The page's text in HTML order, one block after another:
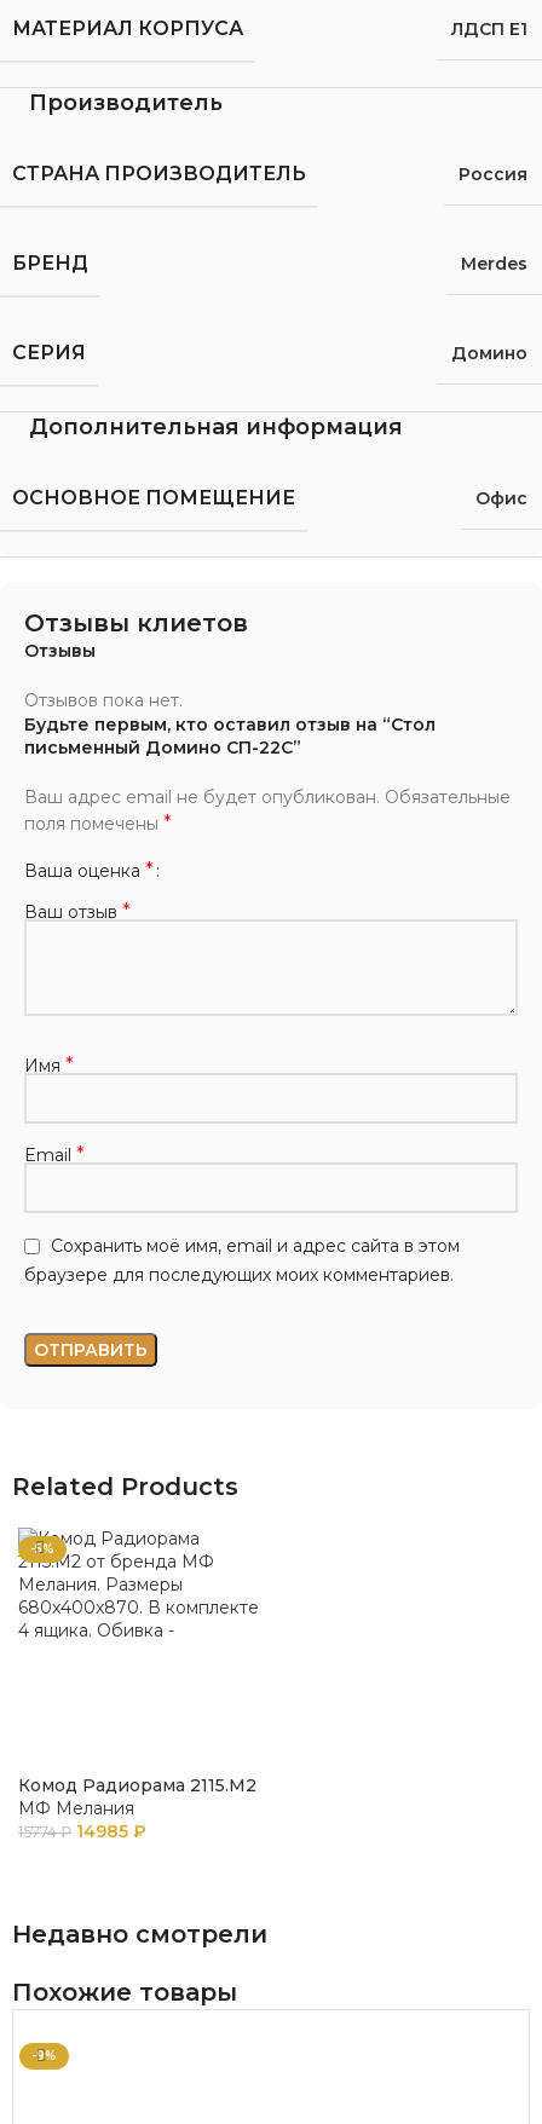
МАТЕРИАЛ КОРПУСА ЛДСП Е1
Производитель
СТРАНА ПРОИЗВОДИТЕЛЬ Россия
БРЕНД Merdes
СЕРИЯ Домино
Дополнительная информация
ОСНОВНОЕ ПОМЕЩЕНИЕ Офис
Отзывы клиетов
Отзывы
Отзывов пока нет.
Будьте первым, кто оставил отзыв на “Стол
письменный Домино СП-22С”
Ваш адрес email не будет опубликован. Обязательные
поля помечены *
Ваша оценка *
Ваш отзыв *
Имя *
Email *
Сохранить моё имя, email и адрес сайта в этом
браузере для последующих моих комментариев.
Related Products
-5%
Комод Радиорама 2115.М2
МФ Мелания
15774₽ 14985 ₽
Недавно смотрели
Похожие товары
-9%